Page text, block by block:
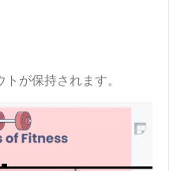
が保持されます。